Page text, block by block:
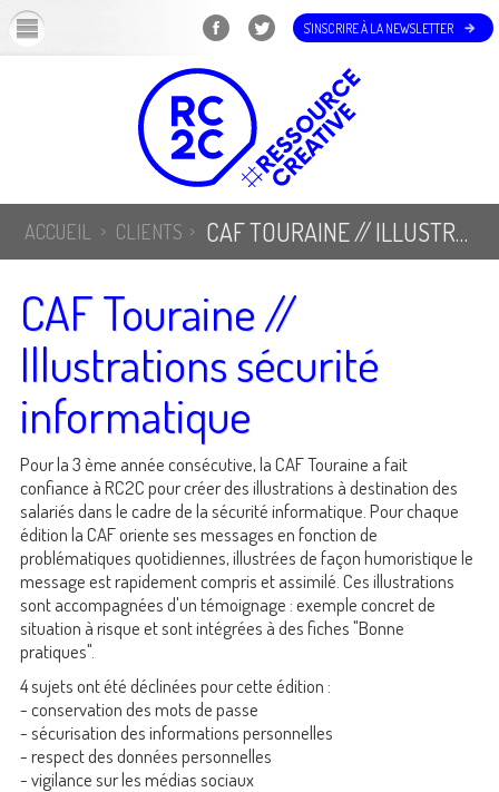
S'INSCRIRE À LA NEWSLETTER
ACCUEIL CLIENTS CAF TOURAINE // ILLUSTRATIONS SÉCURITÉ INFORMATIQUE
CAF Touraine //
Illustrations sécurité
informatique
Pour la 3 ème année consécutive, la CAF Touraine a fait
confiance à RC2C pour créer des illustrations à destination des
salariés dans le cadre de la sécurité informatique. Pour chaque
édition la CAF oriente ses messages en fonction de
problématiques quotidiennes, illustrées de façon humoristique le
message est rapidement compris et assimilé. Ces illustrations
sont accompagnées d'un témoignage : exemple concret de
situation à risque et sont intégrées à des fiches "Bonne
pratiques".
4 sujets ont été déclinées pour cette édition :
- conservation des mots de passe
- sécurisation des informations personnelles
- respect des données personnelles
- vigilance sur les médias sociaux